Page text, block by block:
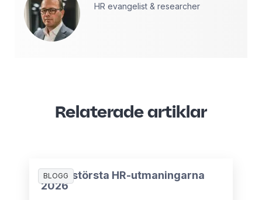
HR evangelist & researcher
Relaterade artiklar
BLOGG
De 10 största HR-utmaningarna
2026